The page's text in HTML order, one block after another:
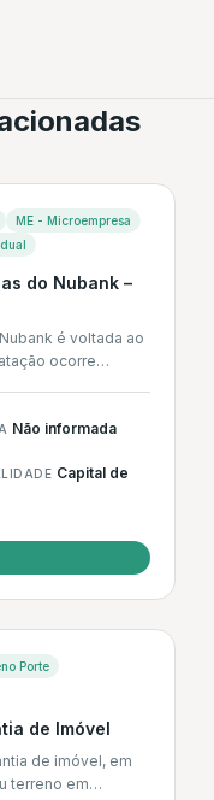
ME - Microempresa
do Nubank –
é voltada ao
ocorre
Não informada
Capital de
Porte
de Imóvel
de imóvel, em
terreno em